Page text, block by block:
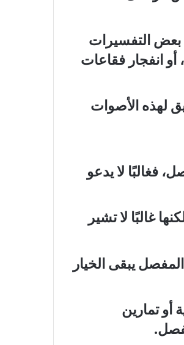
بعض التفسيرات
انفجار فقاعات
لهذه الأصوات
فغالبًا لا يدعو
غالبًا لا تشير
يبقى الخيار
أو تمارين